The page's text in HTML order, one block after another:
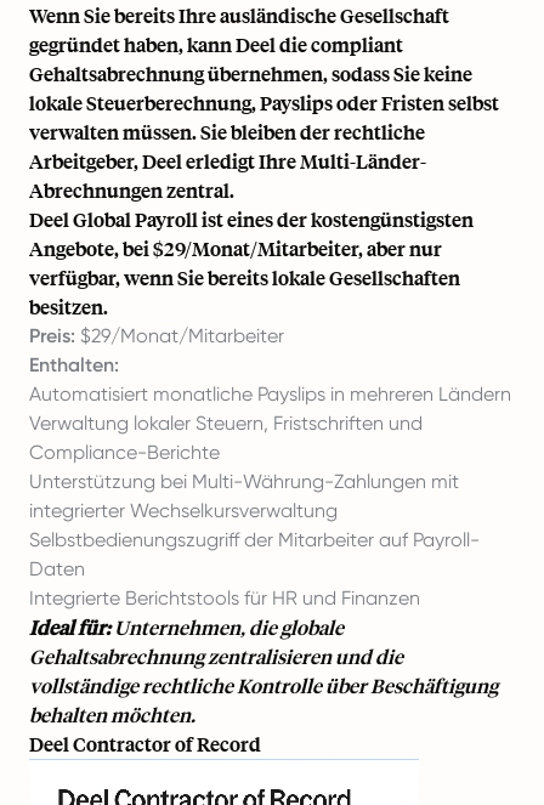
Wenn Sie bereits Ihre ausländische Gesellschaft
gegründet haben, kann Deel die compliant
Gehaltsabrechnung übernehmen, sodass Sie keine
lokale Steuerberechnung, Payslips oder Fristen selbst
verwalten müssen. Sie bleiben der rechtliche
Arbeitgeber, Deel erledigt Ihre Multi-Länder-
Abrechnungen zentral.
Deel Global Payroll ist eines der kostengünstigsten
Angebote, bei $29/Monat/Mitarbeiter, aber nur
verfügbar, wenn Sie bereits lokale Gesellschaften
besitzen.
Preis: $29/Monat/Mitarbeiter
Enthalten:
Automatisiert monatliche Payslips in mehreren Ländern
Verwaltung lokaler Steuern, Fristschriften und
Compliance-Berichte
Unterstützung bei Multi-Währung-Zahlungen mit
integrierter Wechselkursverwaltung
Selbstbedienungszugriff der Mitarbeiter auf Payroll-
Daten
Integrierte Berichtstools für HR und Finanzen
Ideal für:Unternehmen, die globale
Gehaltsabrechnung zentralisieren und die
vollständige rechtliche Kontrolle über Beschäftigung
behalten möchten.
Deel Contractor of Record